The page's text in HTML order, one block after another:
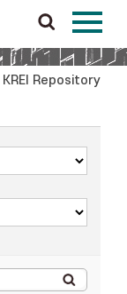
KREI Repository